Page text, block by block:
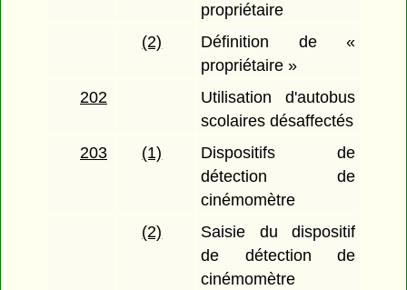
propriétaire
(2)
Définition de «
propriétaire »
202
Utilisation d'autobus
scolaires désaffectés
203
(1)
Dispositifs de
détection de
cinémomètre
(2)
Saisie du dispositif
de détection de
cinémomètre